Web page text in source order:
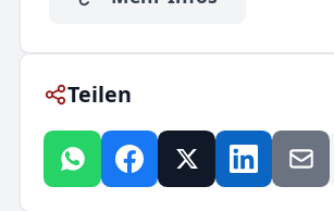
Teilen